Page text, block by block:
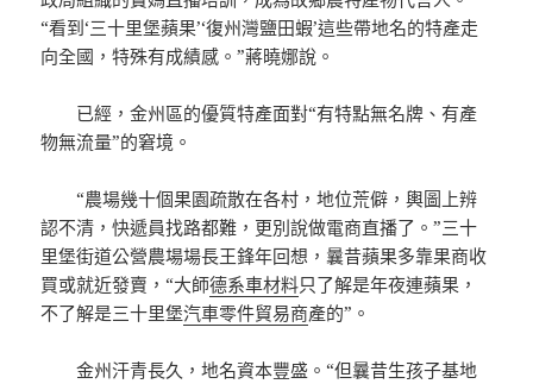
“看到‘三十里堡蘋果’‘復州灣鹽田蝦’這些帶地名的特產走
向全國，特殊有成績感。”蔣曉娜說。
已經，金州區的優質特產面對“有特點無名牌、有產
物無流量”的窘境。
“農場幾十個果園疏散在各村，地位荒僻，輿圖上辨
認不清，快遞員找路都難，更別說做電商直播了。”三十
里堡街道公營農場場長王鋒年回想，曩昔蘋果多靠果商收
買或就近發賣，“大師德系車材料只了解是年夜連蘋果，
不了解是三十里堡汽車零件貿易商產的”。
金州汗青長久，地名資本豐盛。“但曩昔生孩子基地